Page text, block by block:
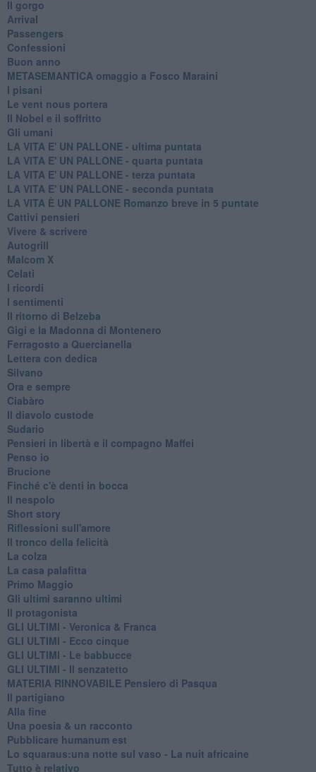
Il gorgo
Arrival
Passengers
Confessioni
Buon anno
METASEMANTICA omaggio a Fosco Maraini
I pisani
Le vent nous portera
Il Nobel e il soffritto
Gli umani
LA VITA E' UN PALLONE - ultima puntata
LA VITA E' UN PALLONE - quarta puntata
LA VITA E' UN PALLONE - terza puntata
LA VITA E' UN PALLONE - seconda puntata
LA VITA È UN PALLONE Romanzo breve in 5 puntate
Cattivi pensieri
Vivere & scrivere
Autogrill
Malcom X
Celati
I ricordi
I sentimenti
Il ritorno di Belzeba
Gigi e la Madonna di Montenero
Ferragosto a Quercianella
Lettera con dedica
Silvano
Ora e sempre
Ciabàro
Il diavolo custode
Sudario
Pensieri in libertà e il compagno Maffei
Penso io
Brucione
Finché c'è denti in bocca
Il nespolo
Short story
Riflessioni sull'amore
Il tronco della felicità
La colza
La casa palafitta
Primo Maggio
Gli ultimi saranno ultimi
Il protagonista
GLI ULTIMI - Veronica & Franca
GLI ULTIMI - Ecco cinque
GLI ULTIMI - Le babbucce
GLI ULTIMI - Il senzatetto
MATERIA RINNOVABILE Pensiero di Pasqua
Il partigiano
Alla fine
Una poesia & un racconto
Pubblicare humanum est
Lo squaraus:una notte sul vaso - La nuit africaine
Tutto è relativo